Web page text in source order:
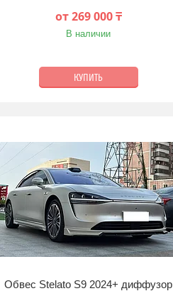
от 269 000 ₸
В наличии
КУПИТЬ
Обвес Stelato S9 2024+ диффузор